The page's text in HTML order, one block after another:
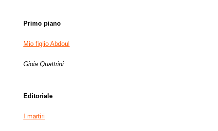
Primo piano
Mio figlio Abdoul
Gioia Quattrini
Editoriale
I martiri